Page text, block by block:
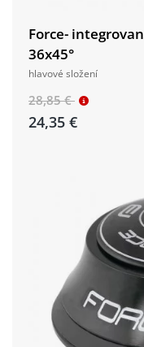
Force-
36x45°
hlavové složení
28,85 €
24,35 €